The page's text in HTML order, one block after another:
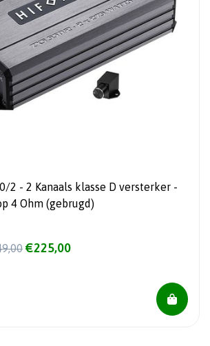
2 - 2 Kanaals klasse D versterker -
4 Ohm (gebrugd)
€225,00